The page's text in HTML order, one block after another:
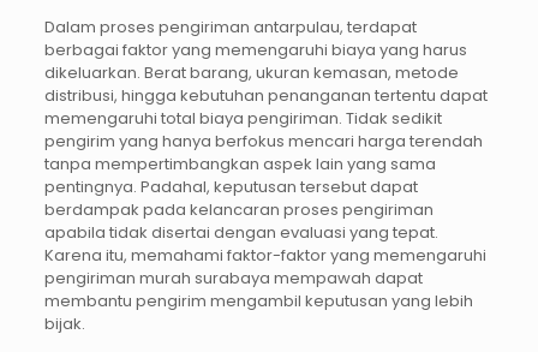
Dalam proses pengiriman antarpulau, terdapat
berbagai faktor yang memengaruhi biaya yang harus
dikeluarkan. Berat barang, ukuran kemasan, metode
distribusi, hingga kebutuhan penanganan tertentu dapat
memengaruhi total biaya pengiriman. Tidak sedikit
pengirim yang hanya berfokus mencari harga terendah
tanpa mempertimbangkan aspek lain yang sama
pentingnya. Padahal, keputusan tersebut dapat
berdampak pada kelancaran proses pengiriman
apabila tidak disertai dengan evaluasi yang tepat.
Karena itu, memahami faktor-faktor yang memengaruhi
pengiriman murah surabaya mempawah dapat
membantu pengirim mengambil keputusan yang lebih
bijak.